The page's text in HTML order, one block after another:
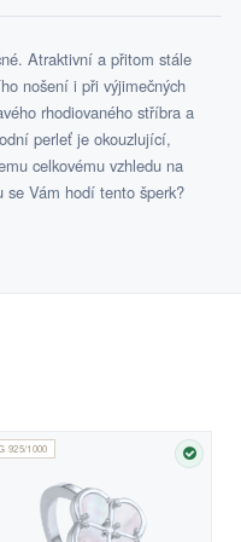
Atraktivní a přitom stále
nošení i při výjimečných
rhodiovaného stříbra a
perleť je okouzlující,
celkovému vzhledu na
se Vám hodí tento šperk?
925/1000